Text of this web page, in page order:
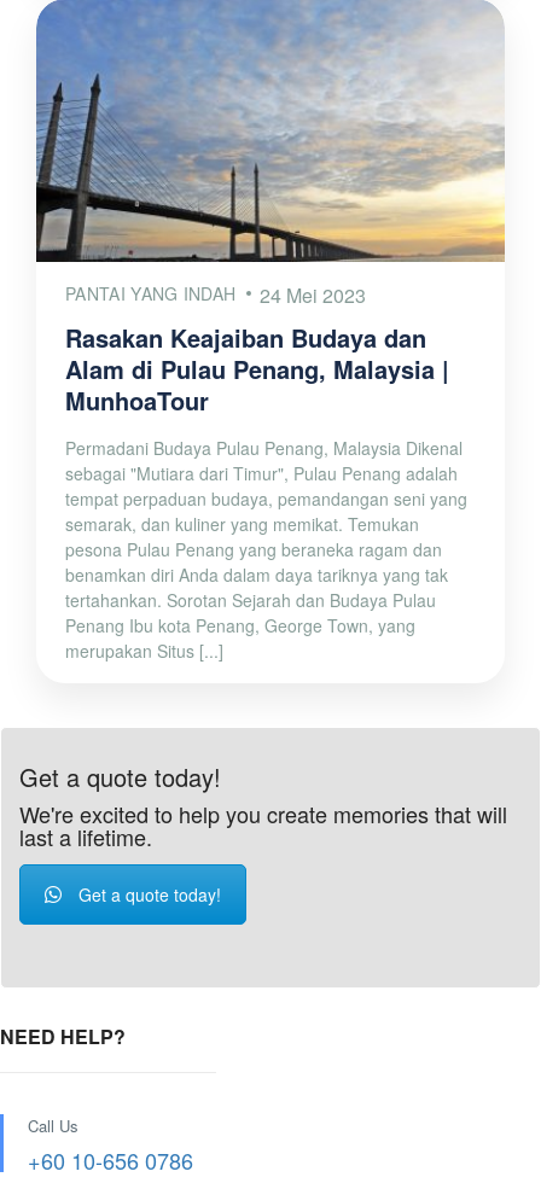
PANTAI YANG INDAH 24 Mei 2023
Rasakan Keajaiban Budaya dan
Alam di Pulau Penang, Malaysia |
MunhoaTour
Permadani Budaya Pulau Penang, Malaysia Dikenal
sebagai "Mutiara dari Timur", Pulau Penang adalah
tempat perpaduan budaya, pemandangan seni yang
semarak, dan kuliner yang memikat. Temukan
pesona Pulau Penang yang beraneka ragam dan
benamkan diri Anda dalam daya tariknya yang tak
tertahankan. Sorotan Sejarah dan Budaya Pulau
Penang Ibu kota Penang, George Town, yang
merupakan Situs [...]
Get a quote today!
We're excited to help you create memories that will
last a lifetime.
Get a quote today!
NEED HELP?
Call Us
+60 10-656 0786